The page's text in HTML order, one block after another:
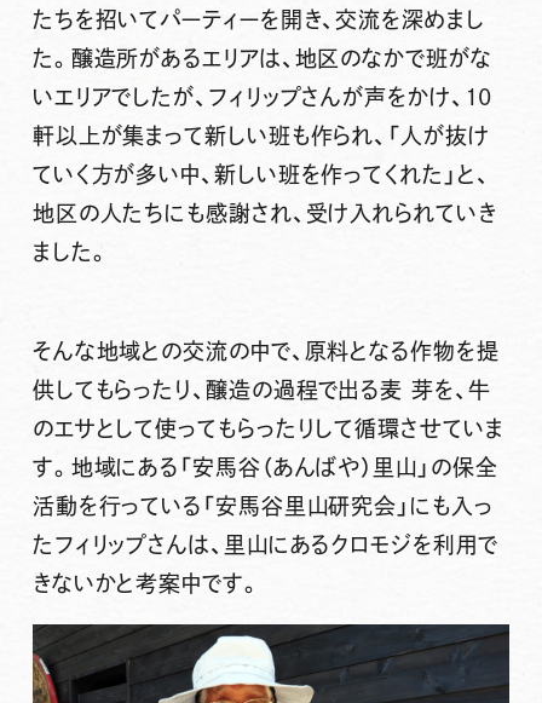
たちを招いてパーティーを開き、交流を深めまし
た。醸造所があるエリアは、地区のなかで班がな
いエリアでしたが、フィリップさんが声をかけ、10
軒以上が集まって新しい班も作られ、「人が抜け
ていく方が多い中、新しい班を作ってくれた」と、
地区の人たちにも感謝され、受け入れられていき
ました。
そんな地域との交流の中で、原料となる作物を提
供してもらったり、醸造の過程で出る麦 芽を、牛
のエサとして使ってもらったりして循環させていま
す。地域にある「安馬谷（あんばや）里山」の保全
活動を行っている「安馬谷里山研究会」にも入っ
たフィリップさんは、里山にあるクロモジを利用で
きないかと考案中です。